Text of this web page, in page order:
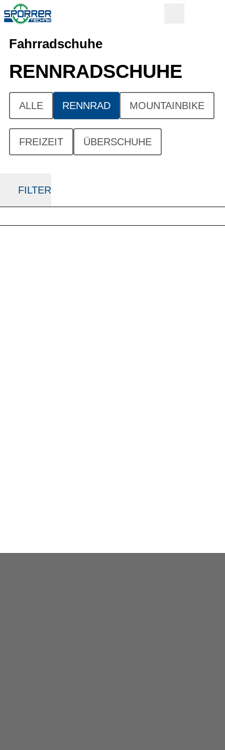
Fahrradschuhe
RENNRAD­SCHUHE
ALLE RENNRAD MOUNTAINBIKE
FREIZEIT ÜBERSCHUHE
FILTER